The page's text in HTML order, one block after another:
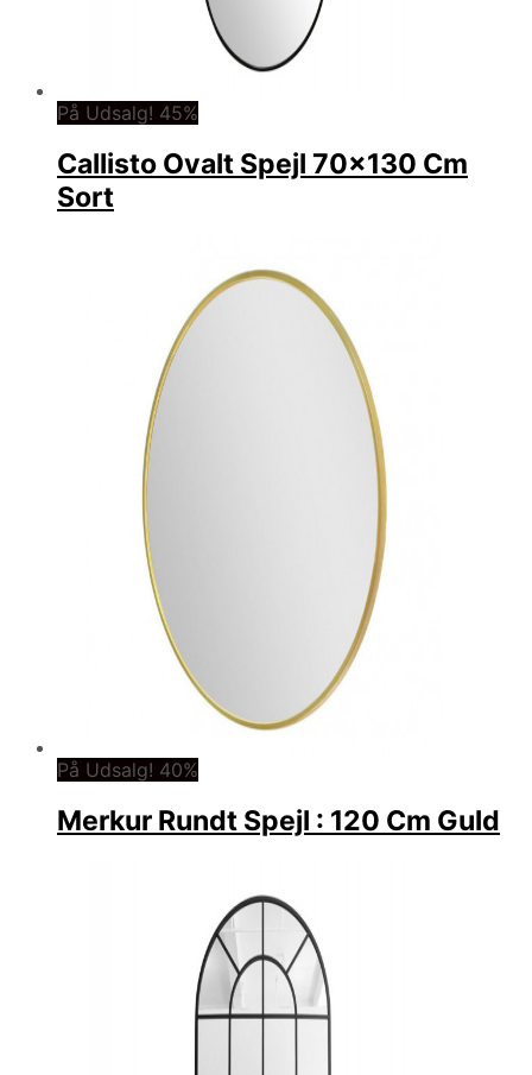
På Udsalg! 45%
Callisto Ovalt Spejl 70×130 Cm
Sort
På Udsalg! 40%
Merkur Rundt Spejl : 120 Cm Guld